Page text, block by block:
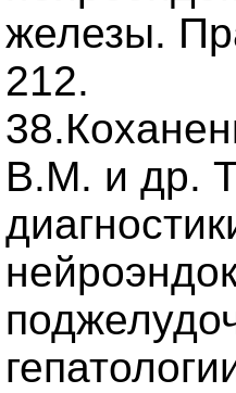
железы.
212.
В.М. и др.